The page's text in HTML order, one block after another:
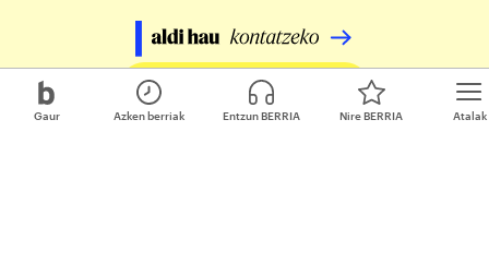
Gaur Atalak
Azken berriak Entzun BERRIA Nire BERRIA
Egin zure ekarpena